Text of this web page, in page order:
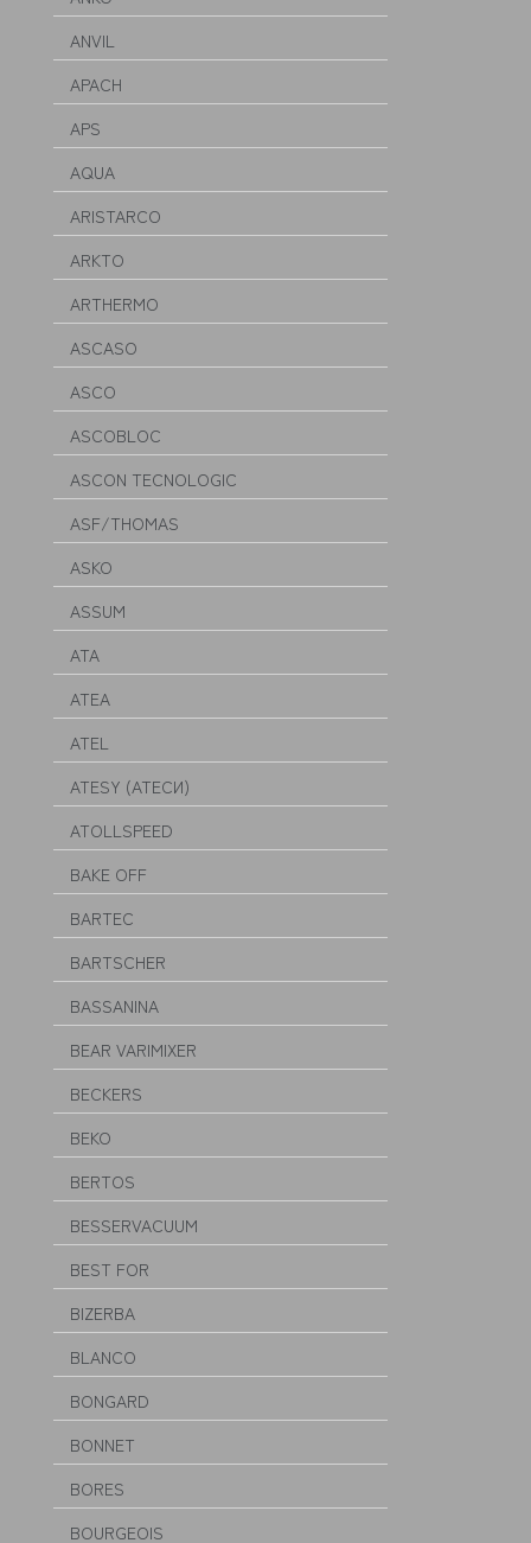
ANVIL
APACH
APS
AQUA
ARISTARCO
ARKTO
ARTHERMO
ASCASO
ASCO
ASCOBLOC
ASCON TECNOLOGIC
ASF/THOMAS
ASKO
ASSUM
ATA
ATEA
ATEL
ATESY (АТЕСИ)
ATOLLSPEED
BAKE OFF
BARTEC
BARTSCHER
BASSANINA
BEAR VARIMIXER
BECKERS
BEKO
BERTOS
BESSERVACUUM
BEST FOR
BIZERBA
BLANCO
BONGARD
BONNET
BORES
BOURGEOIS